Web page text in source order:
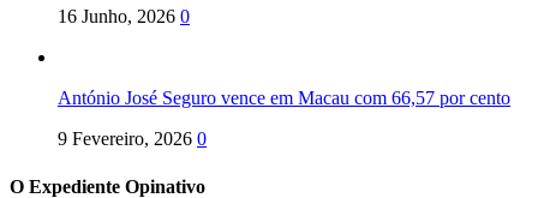
16 Junho, 2026 0
António José Seguro vence em Macau com 66,57 por cento
9 Fevereiro, 2026 0
O Expediente Opinativo